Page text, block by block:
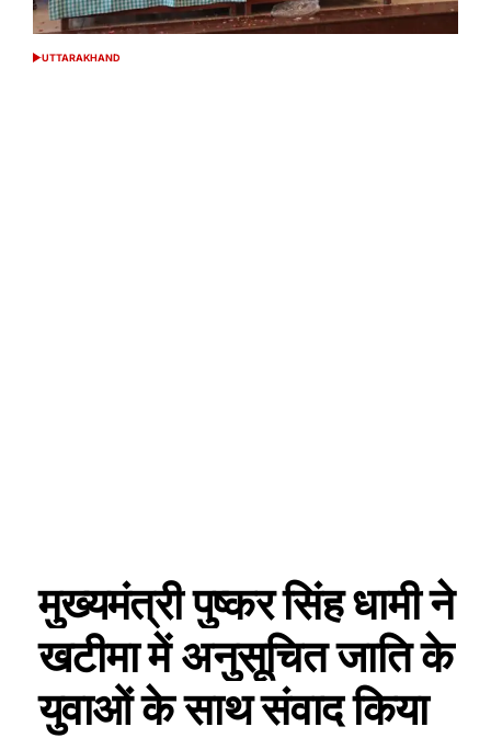
POSTED
UTTARAKHAND
मुख्यमंत्री पुष्कर सिंह धामी ने
खटीमा में अनुसूचित जाति के
युवाओं के साथ संवाद किया